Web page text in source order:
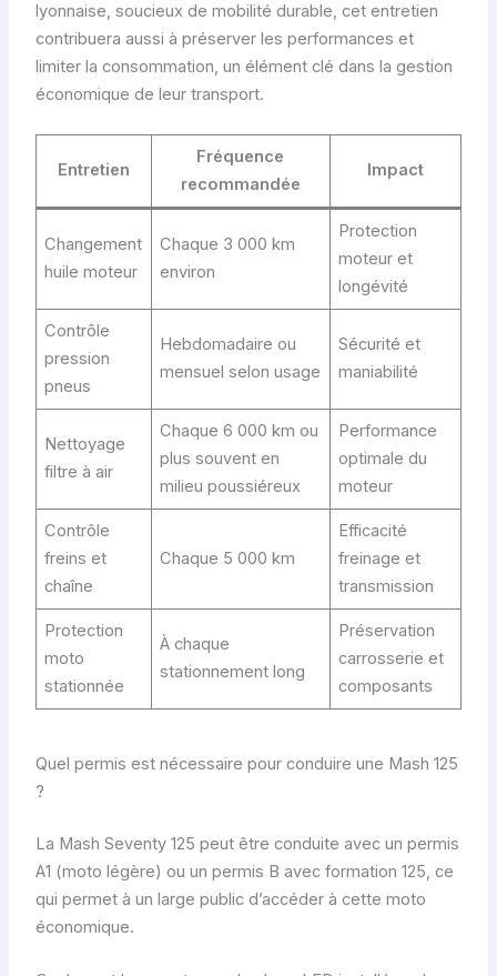
lyonnaise, soucieux de mobilité durable, cet entretien
contribuera aussi à préserver les performances et
limiter la consommation, un élément clé dans la gestion
économique de leur transport.
Entretien
Fréquence
recommandée
Impact
Changement
huile moteur
Chaque 3 000 km
environ
Protection
moteur et
longévité
Contrôle
pression
pneus
Hebdomadaire ou
mensuel selon usage
Sécurité et
maniabilité
Nettoyage
filtre à air
Chaque 6 000 km ou
plus souvent en
milieu poussiéreux
Performance
optimale du
moteur
Contrôle
freins et
chaîne
Chaque 5 000 km
Efficacité
freinage et
transmission
Protection
moto
stationnée
À chaque
stationnement long
Préservation
carrosserie et
composants
Quel permis est nécessaire pour conduire une Mash 125
?
La Mash Seventy 125 peut être conduite avec un permis
A1 (moto légère) ou un permis B avec formation 125, ce
qui permet à un large public d’accéder à cette moto
économique.